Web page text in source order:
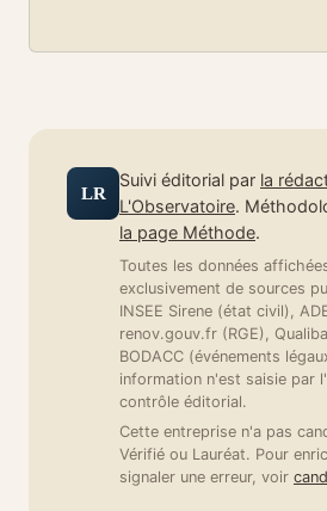
LR
Suivi éditorial par la
L'Observatoire.
la page Méthode.
Toutes les données
exclusivement de sources
INSEE Sirene (état civil),
renov.gouv.fr (RGE),
BODACC (événements
information n'est saisie par
contrôle éditorial.
Cette entreprise n'a pas
Vérifié ou Lauréat. Pour
signaler une erreur, voir